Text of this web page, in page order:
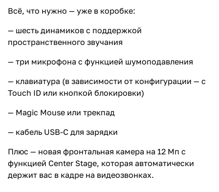
Всё, что нужно — уже в коробке:
— шесть динамиков с поддержкой
пространственного звучания
— три микрофона с функцией шумоподавления
— клавиатура (в зависимости от конфигурации — с
Touch ID или кнопкой блокировки)
— Magic Mouse или трекпад
— кабель USB-C для зарядки
Плюс — новая фронтальная камера на 12 Мп с
функцией Center Stage, которая автоматически
держит вас в кадре на видеозвонках.